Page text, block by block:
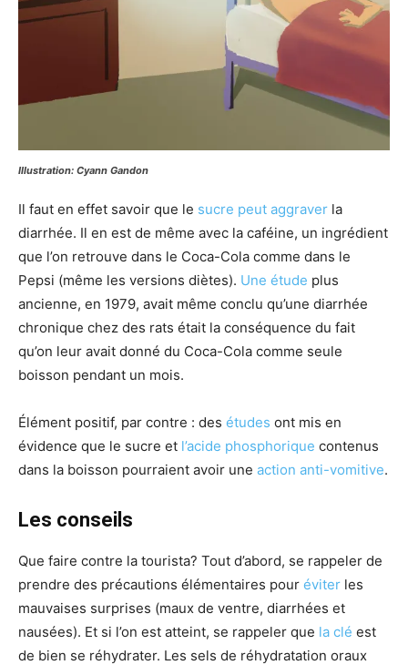
Illustration: Cyann Gandon
Il faut en effet savoir que le sucre peut aggraver la
diarrhée. Il en est de même avec la caféine, un ingrédient
que l’on retrouve dans le Coca-Cola comme dans le
Pepsi (même les versions diètes). Une étude plus
ancienne, en 1979, avait même conclu qu’une diarrhée
chronique chez des rats était la conséquence du fait
qu’on leur avait donné du Coca-Cola comme seule
boisson pendant un mois.
Élément positif, par contre : des études ont mis en
évidence que le sucre et l’acide phosphorique contenus
dans la boisson pourraient avoir une action anti-vomitive.
Les conseils
Que faire contre la tourista? Tout d’abord, se rappeler de
prendre des précautions élémentaires pour éviter les
mauvaises surprises (maux de ventre, diarrhées et
nausées). Et si l’on est atteint, se rappeler que la clé est
de bien se réhydrater. Les sels de réhydratation oraux